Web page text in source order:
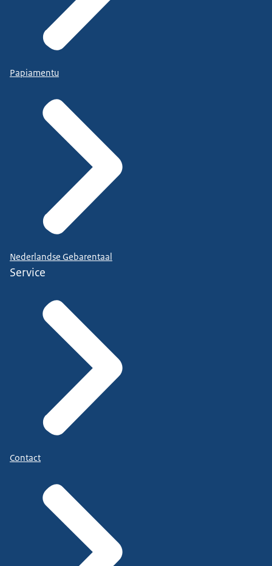
Papiamentu
Nederlandse Gebarentaal
Service
Contact